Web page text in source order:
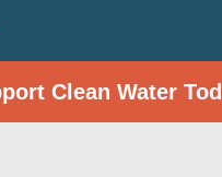
Clean Water